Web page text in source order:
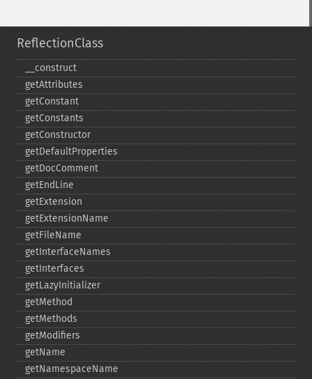
ReflectionClass
_​_​construct
getAttributes
getConstant
getConstants
getConstructor
getDefaultProperties
getDocComment
getEndLine
getExtension
getExtensionName
getFileName
getInterfaceNames
getInterfaces
getLazyInitializer
getMethod
getMethods
getModifiers
getName
getNamespaceName